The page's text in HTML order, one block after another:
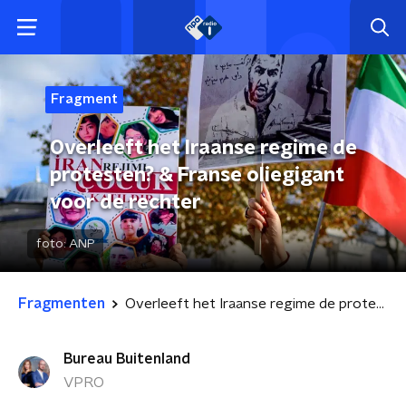
Fragment
Overleeft het Iraanse regime de
protesten? & Franse oliegigant
voor de rechter
foto:ANP
Fragmenten Overleeft het Iraanse regime de protesten? & Franse oliegigant voor de rechter
Bureau Buitenland
VPRO